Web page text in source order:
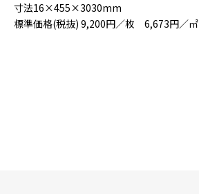
⼨法16×455×3030mm
標準価格(税抜) 9,200円／枚 6,673円／㎡